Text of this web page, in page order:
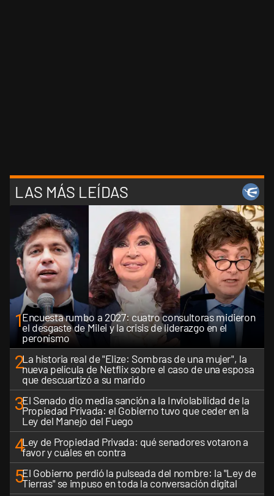
LAS MÁS LEÍDAS
1Encuesta rumbo a 2027: cuatro consultoras midieron
el desgaste de Milei y la crisis de liderazgo en el
peronismo
2La historia real de "Elize: Sombras de una mujer", la
nueva película de Netflix sobre el caso de una esposa
que descuartizó a su marido
3El Senado dio media sanción a la Inviolabilidad de la
Propiedad Privada: el Gobierno tuvo que ceder en la
Ley del Manejo del Fuego
4Ley de Propiedad Privada: qué senadores votaron a
favor y cuáles en contra
5El Gobierno perdió la pulseada del nombre: la "Ley de
Tierras" se impuso en toda la conversación digital